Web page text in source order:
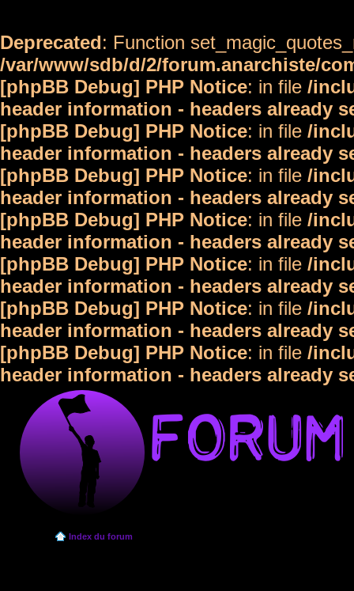
Deprecated: Function
/var/www/sdb/d/2/forum.anarchiste/
[phpBB Debug] PHP Notice: in file /
header information - headers already
[phpBB Debug] PHP Notice: in file /
header information - headers already
[phpBB Debug] PHP Notice: in file /
header information - headers already
[phpBB Debug] PHP Notice: in file /
header information - headers already
[phpBB Debug] PHP Notice: in file /
header information - headers already
[phpBB Debug] PHP Notice: in file /
header information - headers already
[phpBB Debug] PHP Notice: in file /
header information - headers already
Index du forum